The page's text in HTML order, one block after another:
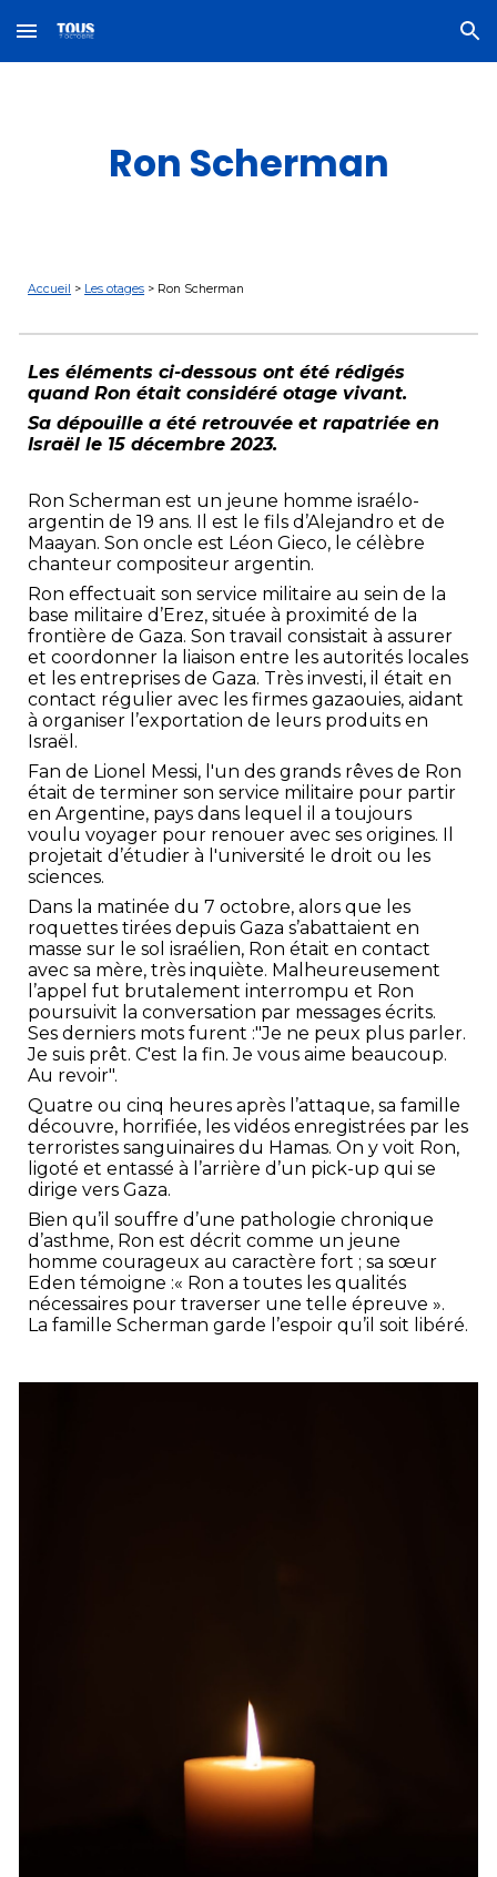
Skip to main content Skip to navigation
Ron Scherman
Accueil > Les otages > Ron Scherman
Les éléments ci-dessous ont été rédigés
quandRonétait considéré otage vivant.
Sa dépouille a été retrouvée et rapatriée en
Israël le 15 décembre 2023.
Ron Scherman est un jeune homme israélo-
argentin de 19 ans. Il est le fils d’Alejandro et de
Maayan. Son oncle est Léon Gieco, le célèbre
chanteur compositeur argentin.
Ron effectuait son service militaire au sein de la
base militaire d’Erez, située à proximité de la
frontière de Gaza. Son travail consistait à assurer
et coordonner la liaison entre les autorités locales
et les entreprises de Gaza. Très investi, il était en
contact régulier avec les firmes gazaouies, aidant
à organiser l’exportation de leurs produits en
Israël.
Fan de Lionel Messi, l'un des grands rêves de Ron
était de terminer son service militaire pour partir
en Argentine, pays dans lequel il a toujours
voulu voyager pour renouer avec ses origines. ​Il
projetait d’étudier à l'université le droit ou les
sciences.
Dans la matinée du 7 octobre, alors que les
roquettes tirées depuis Gaza s’abattaient en
masse sur le sol israélien, Ron était en contact
avec sa mère, très inquiète. Malheureusement
l’appel fut brutalement interrompu et Ron
poursuivit la conversation par messages écrits.
Ses derniers mots furent :"Je ne peux plus parler.
Je suis prêt. C'est la fin. Je vous aime beaucoup.
Au revoir".
Quatre ou cinq heures après l’attaque, sa famille
découvre, horrifiée, les vidéos enregistrées par les
terroristes sanguinaires du Hamas. On y voit Ron,
ligoté et entassé à l’arrière d’un pick-up qui se
dirige vers Gaza.
Bien qu’il souffre d’une pathologie chronique
d’asthme, Ron est décrit comme un jeune
homme courageux au caractère fort ; sa sœur
Eden témoigne :« Ron a toutes les qualités
nécessaires pour traverser une telle épreuve ».
La famille Scherman garde l’espoir qu’il soit libéré.